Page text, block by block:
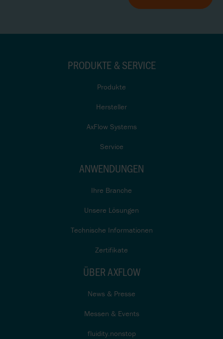
PRODUKTE & SERVICE
Produkte
Hersteller
AxFlow Systems
Service
ANWENDUNGEN
Ihre Branche
Unsere Lösungen
Technische Informationen
Zertifikate
ÜBER AXFLOW
News & Presse
Messen & Events
fluidity.nonstop